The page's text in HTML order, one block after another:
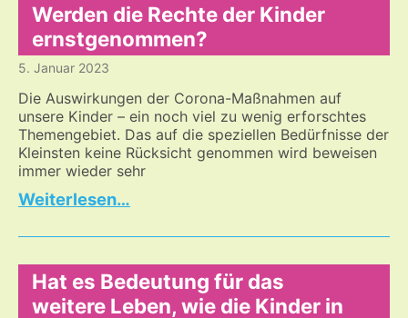
neue
Medizin,
die
Menschen
als
Ganzes
begreift.
Werden die Rechte der Kinder
ernstgenommen?
5. Januar 2023
Die Auswirkungen der Corona-Maßnahmen auf
unsere Kinder – ein noch viel zu wenig erforschtes
Themengebiet. Das auf die speziellen Bedürfnisse der
Kleinsten keine Rücksicht genommen wird beweisen
immer wieder sehr
…
Rechte
Kinder
ernstgenommen?
Hat es Bedeutung für das
weitere Leben, wie die Kinder in